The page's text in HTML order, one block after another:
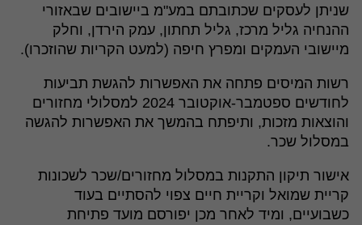
שניתן לעסקים שכתובתם במע"מ ביישובים שבאזורי
ההנחיה גליל מרכז, גליל תחתון, עמק הירדן, וחלק
מיישובי העמקים ומפרץ חיפה (למעט הקריות שהוזכרו).
רשות המיסים פתחה את האפשרות להגשת תביעות
לחודשים ספטמבר-אוקטובר 2024 למסלולי מחזורים
והוצאות מזכות, ותיפתח בהמשך את האפשרות להגשה
במסלול שכר.
אישור תיקון התקנות במסלול מחזורים/שכר לשכונות
קריית שמואל וקריית חיים צפוי להסתיים בעוד
כשבועיים, ומיד לאחר מכן יפורסם מועד פתיחת